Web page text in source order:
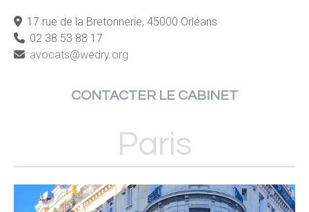
17 rue de la Bretonnerie, 45000 Orléans
02 38 53 88 17
avocats@wedry.org
CONTACTER LE CABINET
Paris